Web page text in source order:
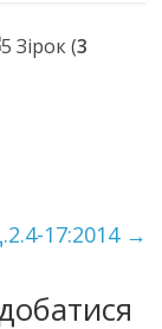
(3
17:2014 →